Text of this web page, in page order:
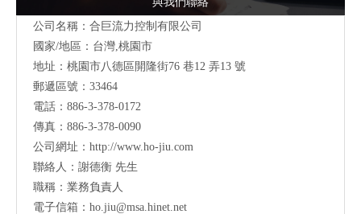
公司名稱：合巨流力控制有限公司
國家/地區：台灣,桃園市
地址：桃園市八德區開隆街76 巷12 弄13 號
郵遞區號：33464
電話：886-3-378-0172
傳真：886-3-378-0090
公司網址： http://www.ho-jiu.com
聯絡人：謝德衡 先生
職稱：業務負責人
電子信箱： ho.jiu@msa.hinet.net